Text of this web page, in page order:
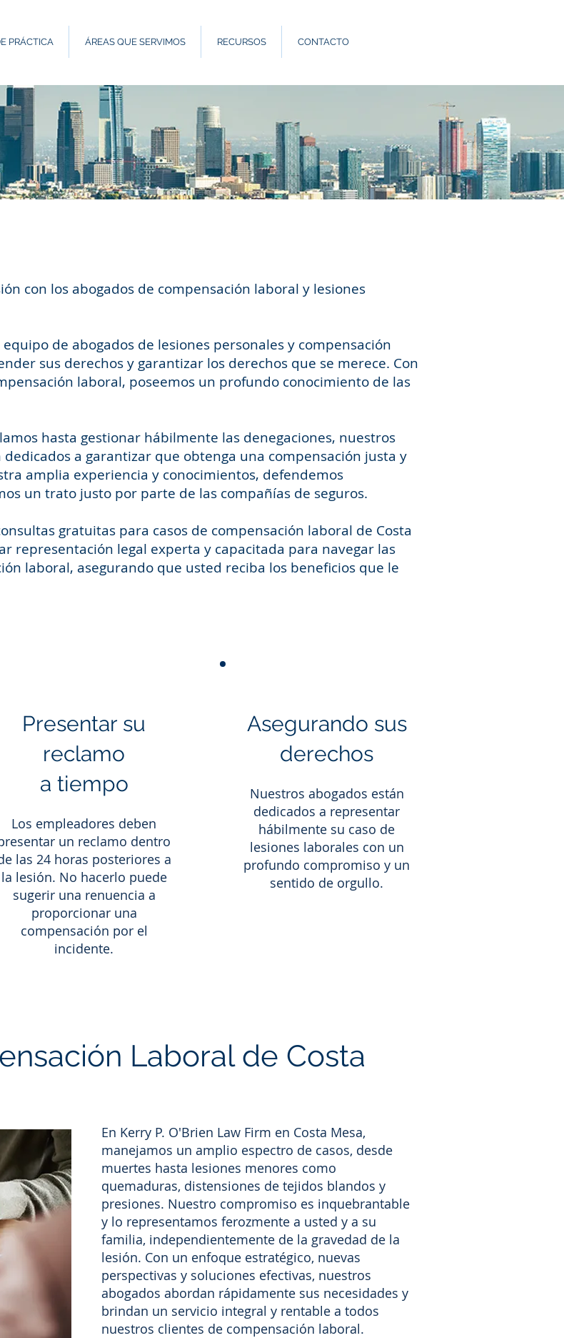
PRÁCTICA ÁREAS QUE SERVIMOS RECURSOS CONTACTO
con los abogados de compensación laboral y lesiones
de abogados de lesiones personales y compensación
sus derechos y garantizar los derechos que se merece. Con
laboral, poseemos un profundo conocimiento de las
hasta gestionar hábilmente las denegaciones, nuestros
a garantizar que obtenga una compensación justa y
amplia experiencia y conocimientos, defendemos
un trato justo por parte de las compañías de seguros.
gratuitas para casos de compensación laboral de Costa
representación legal experta y capacitada para navegar las
laboral, asegurando que usted reciba los beneficios que le
Presentar su
reclamo
a tiempo
Los empleadores deben
un reclamo dentro
las 24 horas posteriores a
la lesión. No hacerlo puede
sugerir una renuencia a
proporcionar una
compensación por el
incidente.
Asegurando sus
derechos
Nuestros abogados están
dedicados a representar
hábilmente su caso de
lesiones laborales con un
profundo compromiso y un
sentido de orgullo.
Laboral de Costa
En Kerry P. O'Brien Law Firm en Costa Mesa,
manejamos un amplio espectro de casos, desde
muertes hasta lesiones menores como
quemaduras, distensiones de tejidos blandos y
presiones. Nuestro compromiso es inquebrantable
y lo representamos ferozmente a usted y a su
familia, independientemente de la gravedad de la
lesión. Con un enfoque estratégico, nuevas
perspectivas y soluciones efectivas, nuestros
abogados abordan rápidamente sus necesidades y
brindan un servicio integral y rentable a todos
nuestros clientes de compensación laboral.